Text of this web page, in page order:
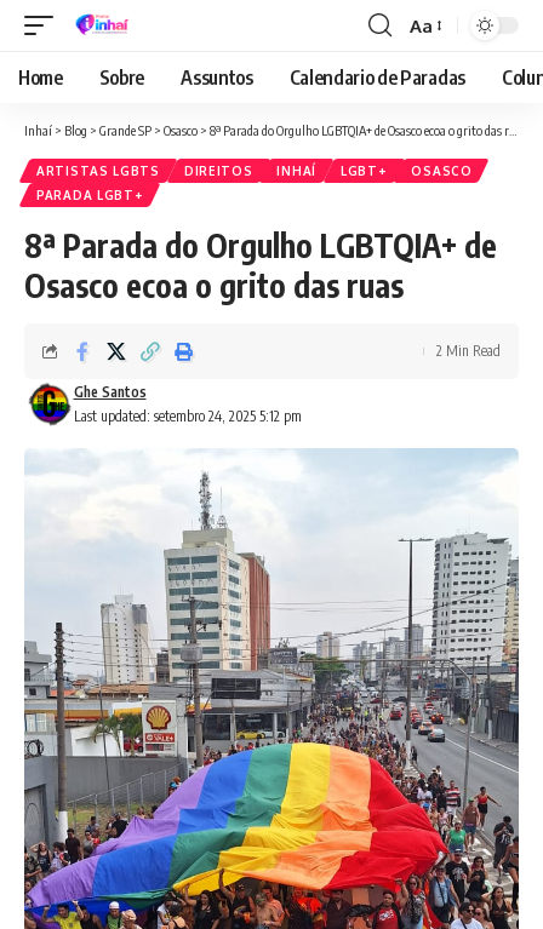
Font
Resizer
Aa
Home Sobre Assuntos Calendario de Paradas
Inhaí > Blog > Grande SP > Osasco > 8ª Parada do Orgulho LGBTQIA+ de Osasco ecoa o grito das ruas
ARTISTAS LGBTS DIREITOS INHAÍ LGBT+
OSASCO
PARADA LGBT+
8ª Parada do Orgulho LGBTQIA+ de
Osasco ecoa o grito das ruas
Last updated: setembro 24, 2025 5:12 pm
Ghe Santos
2 Min Read